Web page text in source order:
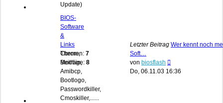
Update)
BIOS-
Software
&
Links
Cbrom,
Modbin,
Amibcp,
Bootlogo,
Passwordkiller,
Cmoskiller,......
Themen: 7
Beiträge: 8
Letzter Beitrag Wer kennt noch
Soft…
von biosflash
Beitrag
Do, 06.11.03 16:36